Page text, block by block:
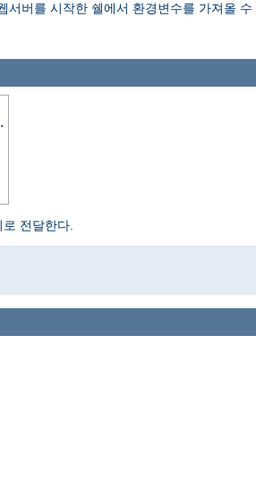
버를 시작한 쉘에서 환경변수를 가져올
전달한다.